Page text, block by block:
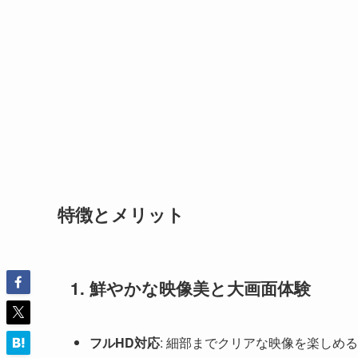
特徴とメリット
1. 鮮やかな映像美と大画面体験
フルHD対応: 細部までクリアな映像を楽しめ